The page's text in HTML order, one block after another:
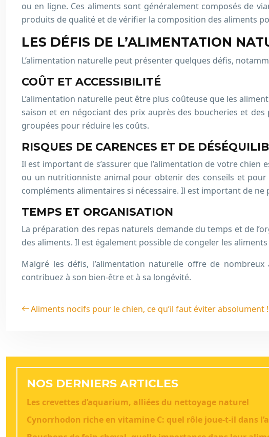
ou en ligne. Ces aliments sont généralement composés de
produits de qualité et de vérifier la composition des aliments
LES DÉFIS DE L’ALIMENTATION
L’alimentation naturelle peut présenter quelques défis,
COÛT ET ACCESSIBILITÉ
L’alimentation naturelle peut être plus coûteuse que les
saison et en négociant des prix auprès des boucheries et
groupées pour réduire les coûts.
RISQUES DE CARENCES ET DE
Il est important de s’assurer que l’alimentation de votre
ou un nutritionniste animal pour obtenir des conseils et
compléments alimentaires si nécessaire. Il est important de ne
TEMPS ET ORGANISATION
La préparation des repas naturels demande du temps et de
des aliments. Il est également possible de congeler les
Malgré les défis, l’alimentation naturelle offre de
contribuez à son bien-être et à sa longévité.
Aliments nocifs pour le chien, ce qu’il faut éviter absolument !
NOS DERNIERS ARTICLES
Les crevettes d’aquarium, alliées du nettoyage naturel
Cynorrhodon riche en vitamine C: quel rôle joue-t-il dans